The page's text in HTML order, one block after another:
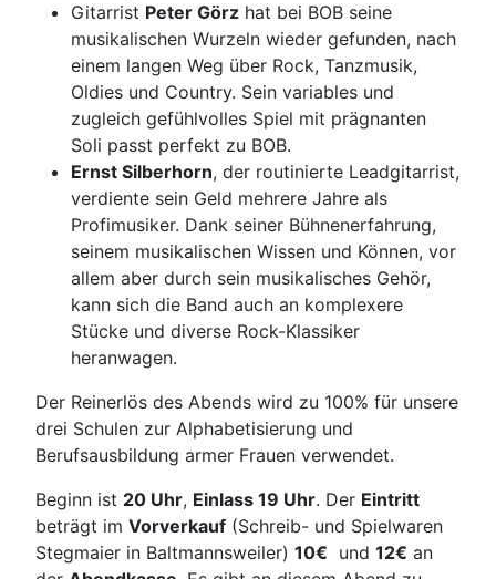
Gitarrist Peter Görz hat bei BOB seine
musikalischen Wurzeln wieder gefunden, nach
einem langen Weg über Rock, Tanzmusik,
Oldies und Country. Sein variables und
zugleich gefühlvolles Spiel mit prägnanten
Soli passt perfekt zu BOB.
Ernst Silberhorn, der routinierte Leadgitarrist,
verdiente sein Geld mehrere Jahre als
Profimusiker. Dank seiner Bühnenerfahrung,
seinem musikalischen Wissen und Können, vor
allem aber durch sein musikalisches Gehör,
kann sich die Band auch an komplexere
Stücke und diverse Rock-Klassiker
heranwagen.
Der Reinerlös des Abends wird zu 100% für unsere
drei Schulen zur Alphabetisierung und
Berufsausbildung armer Frauen verwendet.
Beginn ist 20 Uhr, Einlass 19 Uhr. Der Eintritt
beträgt im Vorverkauf (Schreib- und Spielwaren
Stegmaier in Baltmannsweiler) 10€ und 12€ an